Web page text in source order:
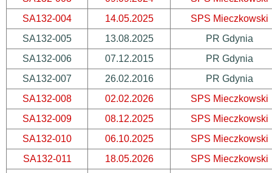
SA132-004
14.05.2025
SPS Mieczkowski
SA132-005
13.08.2025
PR Gdynia
SA132-006
07.12.2015
PR Gdynia
SA132-007
26.02.2016
PR Gdynia
SA132-008
02.02.2026
SPS Mieczkowski
SA132-009
08.12.2025
SPS Mieczkowski
SA132-010
06.10.2025
SPS Mieczkowski
SA132-011
18.05.2026
SPS Mieczkowski